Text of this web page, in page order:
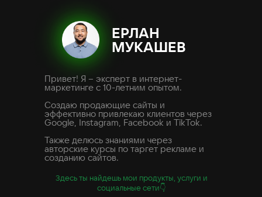
ЕРЛАН
МУКАШЕВ
Привет! Я – эксперт в интернет-
маркетинге с 10-летним опытом.
Создаю продающие сайты и
эффективно привлекаю клиентов через
Google, Instagram, Facebook и TikTok.
Также делюсь знаниями через
авторские курсы по таргет рекламе и
созданию сайтов.
Здесь ты найдешь мои продукты, услуги и
социальные сети👇